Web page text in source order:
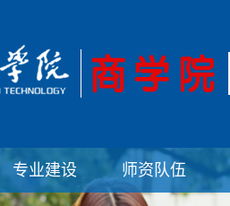
专业建设 师资队伍